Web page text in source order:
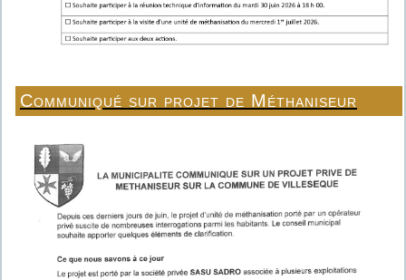
Communiqué sur projet de Méthaniseur